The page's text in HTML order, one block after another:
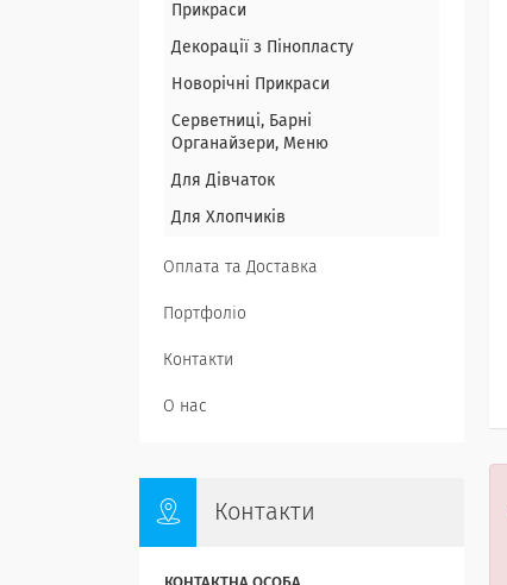
Прикраси
Декорації з Пінопласту
Новорічні Прикраси
Серветниці, Барні
Органайзери, Меню
Для Дівчаток
Для Хлопчиків
Оплата та Доставка
Портфоліо
Контакти
О нас
Контакти